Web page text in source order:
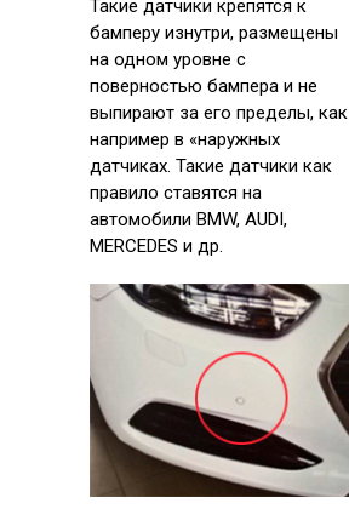
Такие датчики крепятся к
бамперу изнутри, размещены
на одном уровне с
поверностью бампера и не
выпирают за его пределы, как
например в «наружных
датчиках. Такие датчики как
правило ставятся на
автомобили BMW, AUDI,
MERCEDES и др.